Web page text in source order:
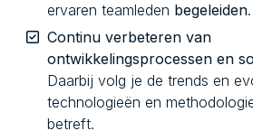
ervaren teamleden begeleiden.
Continu verbeteren van
ontwikkelingsprocessen en
Daarbij volg je de trends en
technologieën en
betreft.